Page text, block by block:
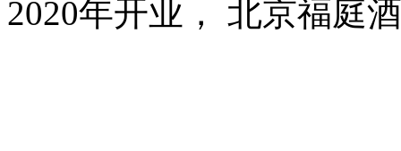
2020年开业， 北京福